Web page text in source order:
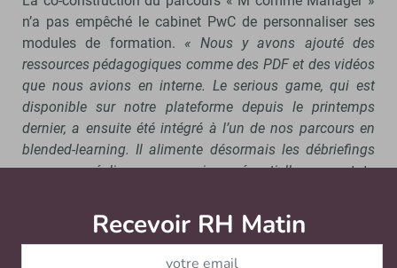
n’a pas empêché le cabinet PwC de personnaliser ses
modules de formation. « Nous y avons ajouté des
ressources pédagogiques comme des PDF et des vidéos
que nous avions en interne. Le serious game, qui est
disponible sur notre plateforme depuis le printemps
dernier, a ensuite été intégré à l’un de nos parcours en
blended-learning. Il alimente désormais les débriefings
que nous réalisons en session présentielle », constate
projet a finalement permis au cabinet d’audit de s’outiller
d’un format pédagogique innovant sans débourser des
fortunes, compte tenu du fait que le serious game est
Recevoir RH Matin